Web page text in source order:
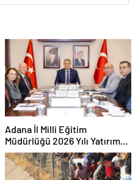
Adana İl Milli Eğitim
Müdürlüğü 2026 Yılı Yatırım
Programı değerlendirildi